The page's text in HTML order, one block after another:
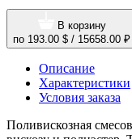
В корзину
по 193.00 $ / 15658.00 ₽
Описание
Характеристики
Условия заказа
Поливискозная